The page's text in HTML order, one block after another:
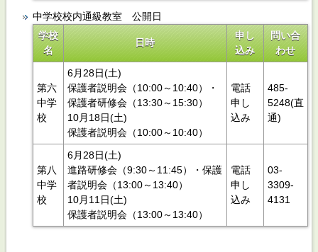
中学校校内通級教室 公開日
学校
名
日時
申し
込み
問い合
わせ
第六
中学
校
6月28日(土)
保護者説明会（10:00～10:40）・
保護者研修会（13:30～15:30）
10月18日(土)
保護者説明会（10:00～10:40）
電話
申し
込み
485‐
5248(直
通)
第八
中学
校
6月28日(土)
進路研修会（9:30～11:45）・保護
者説明会（13:00～13:40）
10月11日(土)
保護者説明会（13:00～13:40）
電話
申し
込み
03-
3309-
4131